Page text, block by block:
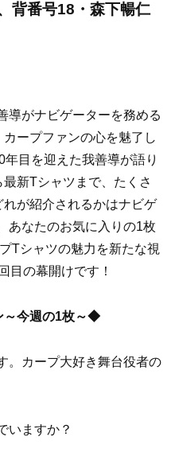
背番号18・森下暢仁
がナビゲーターを務める
ープファンの心を魅了し
目を迎えた我善導が語り
新Tシャツまで、たくさ
が紹介されるかはナビゲ
あなたのお気に入りの1枚
Tシャツの魅力を新たな視
目の幕開けです！
～今週の1枚～◆
。カープ大好き舞台役者の
いますか？